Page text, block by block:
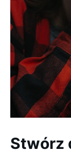
Stwórz